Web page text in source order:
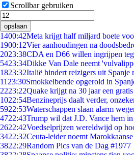
Scrollbar gebruiken
opslaan
1400:42Meta krijgt half miljard boete
1900:12Vier aanhoudingen na
2023:38CDA en D66 willen ingrijpen
5423:34Dikke Van Dale neemt
1823:32Italië hindert reizigers uit Spanje
11 23:30Smokkelbende opgerold in
2223:22Quake krijgt na 30 jaar een
1022:54Benzineprijs daalt verder,
5922:53Waterschappen slaan alarm
4722:43Trump wil dat J.D. Vance hem
2622:42Voedselprijzen wereldwijd op
3422:32Ceuta-leider noemt
3822:29Random Pics van de Dag #1977